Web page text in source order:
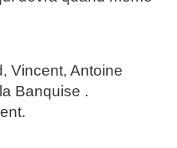
Vincent, Antoine
Banquise .